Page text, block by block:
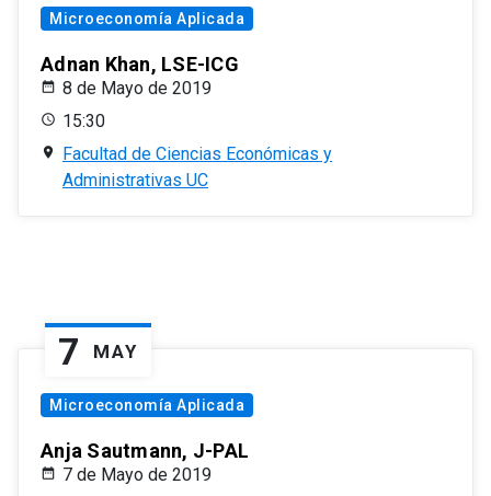
Microeconomía Aplicada
Adnan Khan, LSE-ICG
8 de Mayo de 2019
15:30
Facultad de Ciencias Económicas y
Administrativas UC
7 MAY
Microeconomía Aplicada
Anja Sautmann, J-PAL
7 de Mayo de 2019